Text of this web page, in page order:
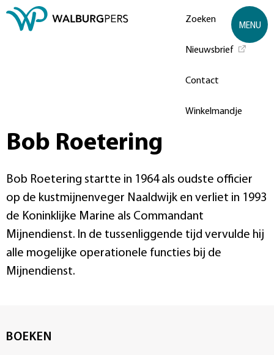
Zoeken
Nieuwsbrief
Contact
Winkelmandje
MENU
Bob Roetering
Bob Roetering startte in 1964 als oudste officier
op de kustmijnenveger Naaldwijk en verliet in 1993
de Koninklijke Marine als Commandant
Mijnendienst. In de tussenliggende tijd vervulde hij
alle mogelijke operationele functies bij de
Mijnendienst.
BOEKEN